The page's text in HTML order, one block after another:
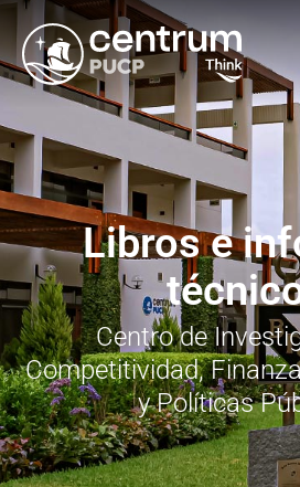
Libros e
Centro de
Competitividad,
y Políticas